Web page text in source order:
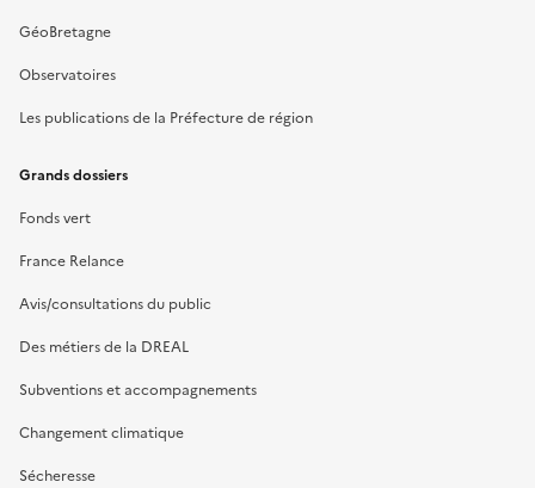
GéoBretagne
Observatoires
Les publications de la Préfecture de région
Grands dossiers
Fonds vert
France Relance
Avis/consultations du public
Des métiers de la DREAL
Subventions et accompagnements
Changement climatique
Sécheresse